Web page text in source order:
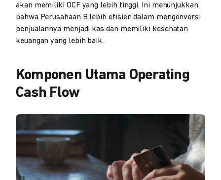
akan memiliki OCF yang lebih tinggi. Ini menunjukkan
bahwa Perusahaan B lebih efisien dalam mengonversi
penjualannya menjadi kas dan memiliki kesehatan
keuangan yang lebih baik.
Komponen Utama Operating
Cash Flow